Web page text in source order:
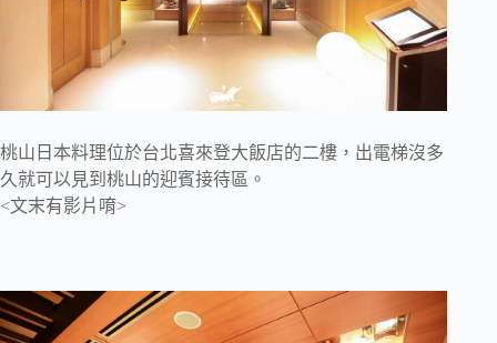
桃山日本料理位於台北喜來登大飯店的二樓，出電梯沒多
久就可以見到桃山的迎賓接待區。
<文末有影片唷>